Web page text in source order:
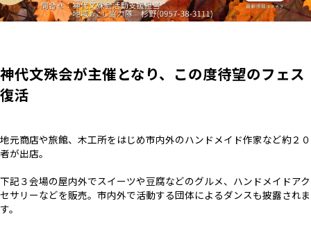
神代文殊会が主催となり、この度待望のフェス
復活
地元商店や旅館、木工所をはじめ市内外のハンドメイド作家など約２０
者が出店。
下記３会場の屋内外でスイーツや豆腐などのグルメ、ハンドメイドアク
セサリーなどを販売。市内外で活動する団体によるダンスも披露されま
す。